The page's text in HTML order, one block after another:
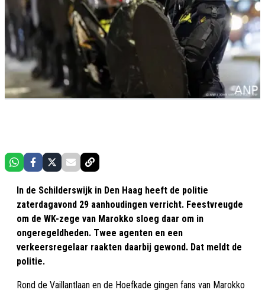
In de Schilderswijk in Den Haag heeft de politie
zaterdagavond 29 aanhoudingen verricht. Feestvreugde
om de WK-zege van Marokko sloeg daar om in
ongeregeldheden. Twee agenten en een
verkeersregelaar raakten daarbij gewond. Dat meldt de
politie.
Rond de Vaillantlaan en de Hoefkade gingen fans van Marokko